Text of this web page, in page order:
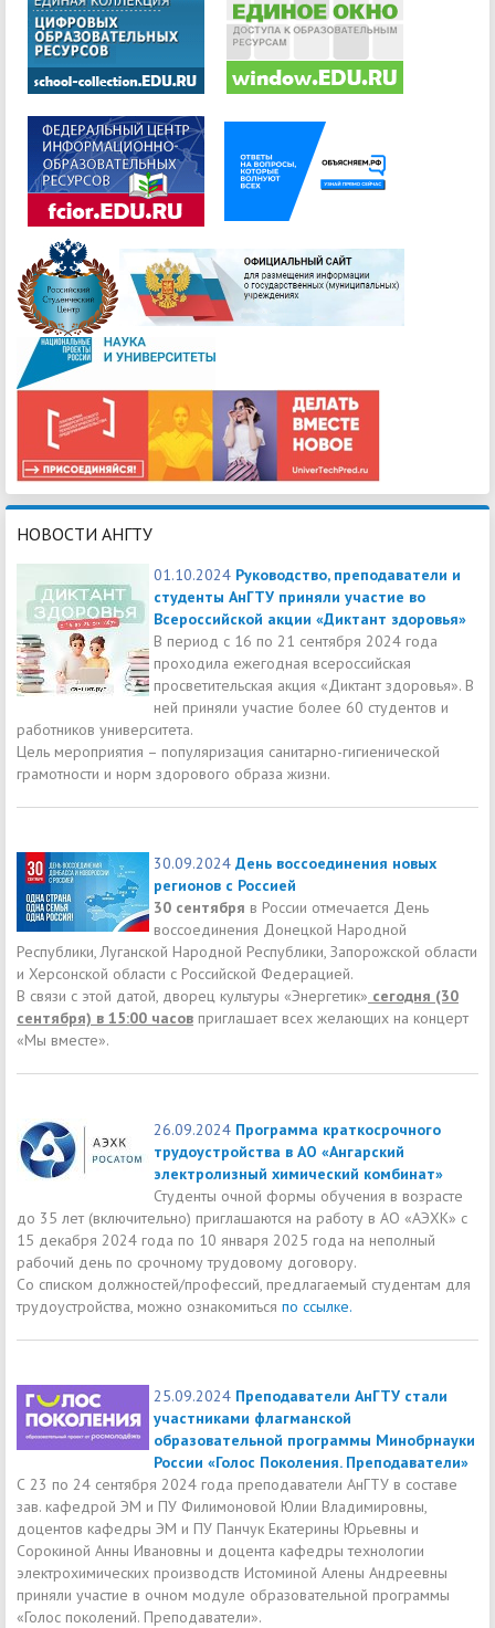
НОВОСТИ АНГТУ
01.10.2024 Руководство, преподаватели и
студенты АнГТУ приняли участие во
Всероссийской акции «Диктант здоровья»
В период с 16 по 21 сентября 2024 года
проходила ежегодная всероссийская
просветительская акция «Диктант здоровья». В
ней приняли участие более 60 студентов и
работников университета.
Цель мероприятия – популяризация санитарно-гигиенической
грамотности и норм здорового образа жизни.
30.09.2024 День воссоединения новых
регионов с Россией
30 сентября в России отмечается День
воссоединения Донецкой Народной
Республики, Луганской Народной Республики, Запорожской области
и Херсонской области с Российской Федерацией.
В связи с этой датой, дворец культуры «Энергетик» сегодня (30
сентября) в 15:00 часов приглашает всех желающих на концерт
«Мы вместе».
26.09.2024 Программа краткосрочного
трудоустройства в АО «Ангарский
электролизный химический комбинат»
Студенты очной формы обучения в возрасте
до 35 лет (включительно) приглашаются на работу в АО «АЭХК» с
15 декабря 2024 года по 10 января 2025 года на неполный
рабочий день по срочному трудовому договору.
Со списком должностей/профессий, предлагаемый студентам для
трудоустройства, можно ознакомиться по ссылке.
25.09.2024 Преподаватели АнГТУ стали
участниками флагманской
образовательной программы Минобрнауки
России «Голос Поколения. Преподаватели»
С 23 по 24 сентября 2024 года преподаватели АнГТУ в составе
зав. кафедрой ЭМ и ПУ Филимоновой Юлии Владимировны,
доцентов кафедры ЭМ и ПУ Панчук Екатерины Юрьевны и
Сорокиной Анны Ивановны и доцента кафедры технологии
электрохимических производств Истоминой Алены Андреевны
приняли участие в очном модуле образовательной программы
«Голос поколений. Преподаватели».